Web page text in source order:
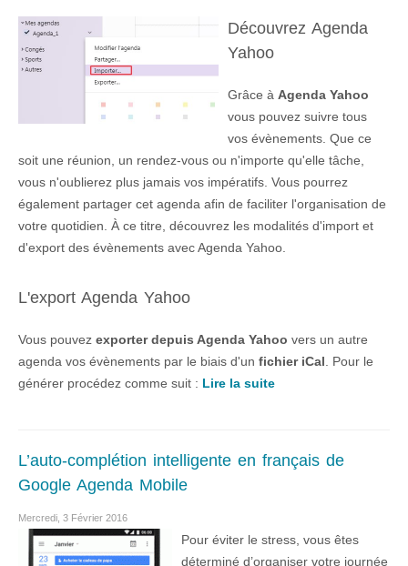
Découvrez Agenda
Yahoo
Grâce à Agenda Yahoo
vous pouvez suivre tous
vos évènements. Que ce
soit une réunion, un rendez-vous ou n'importe qu'elle tâche,
vous n'oublierez plus jamais vos impératifs. Vous pourrez
également partager cet agenda afin de faciliter l'organisation de
votre quotidien. À ce titre, découvrez les modalités d'import et
d'export des évènements avec Agenda Yahoo.
L'export Agenda Yahoo
Vous pouvez exporter depuis Agenda Yahoo vers un autre
agenda vos évènements par le biais d'un fichier iCal . Pour le
générer procédez comme suit : Lire la suite
L’auto-complétion intelligente en français de
Google Agenda Mobile
Mercredi, 3 Février 2016
Pour éviter le stress, vous êtes
déterminé d’organiser votre journée